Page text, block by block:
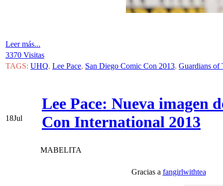
Leer más...
3370 Visitas
TAGS: UHQ, Lee Pace, San Diego Comic Con 2013, Guardians of
18Jul
Lee Pace: Nueva imagen
Con International 2013
MABELITA
Gracias a fangirlwithtea